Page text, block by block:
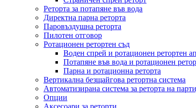
Реторта за потапяне във вода
Директна парна реторта
Паровъздушна реторта
Пилотен отговор
Ротационен ретортен съд
Воден спрей и ротационен ретортен
Потапяне във вода и ротационен
Парна и ротационна реторта
Вертикална безщайгова ретортна система
Автоматизирана система за реторта на
Опции
Аксесоари за реторти